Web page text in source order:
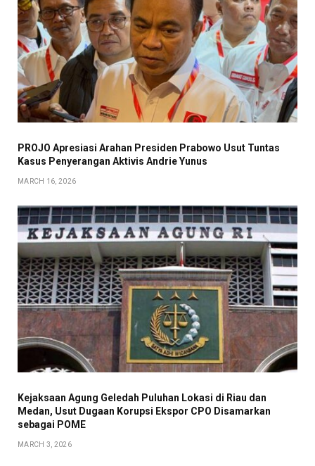
PROJO Apresiasi Arahan Presiden Prabowo Usut Tuntas
Kasus Penyerangan Aktivis Andrie Yunus
MARCH 16, 2026
Kejaksaan Agung Geledah Puluhan Lokasi di Riau dan
Medan, Usut Dugaan Korupsi Ekspor CPO Disamarkan
sebagai POME
MARCH 3, 2026